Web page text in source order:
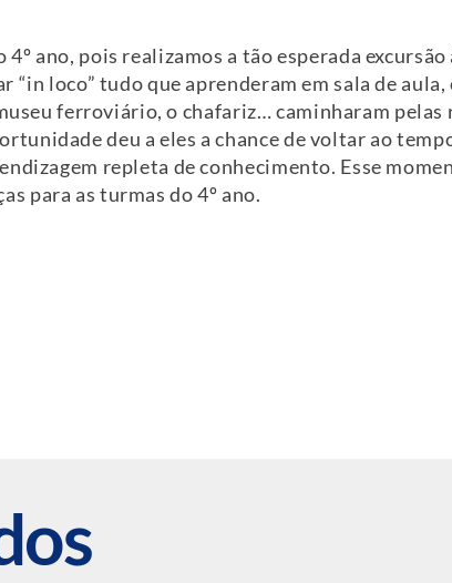
ano, pois realizamos a tão esperada
loco” tudo que aprenderam em sala de
ferroviário, o chafariz… caminharam pelas
deu a eles a chance de voltar ao
repleta de conhecimento. Esse
para as turmas do 4º ano.